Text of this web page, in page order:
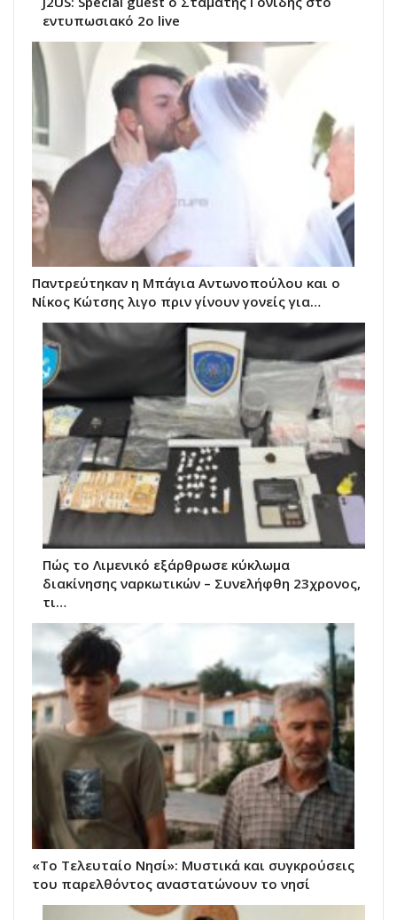
εντυπωσιακό 2ο live
Παντρεύτηκαν η Μπάγια Αντωνοπούλου και ο
Νίκος Κώτσης λιγο πριν γίνουν γονείς για…
Πώς το Λιμενικό εξάρθρωσε κύκλωμα
διακίνησης ναρκωτικών – Συνελήφθη 23χρονος,
τι…
«Το Τελευταίο Νησί»: Μυστικά και συγκρούσεις
του παρελθόντος αναστατώνουν το νησί